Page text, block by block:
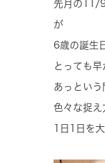
先月の11/
が
6歳の誕生
とっても早
あっという
色々な捉え
1日1日を